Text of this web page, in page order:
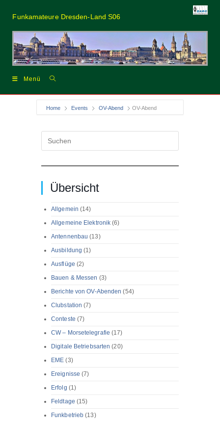
Inhalt
springen
Funkamateure Dresden-Land S06
Menü
Home Events OV-Abend OV-Abend
Übersicht
Allgemein (14)
Allgemeine Elektronik (6)
Antennenbau (13)
Ausbildung (1)
Ausflüge (2)
Bauen & Messen (3)
Berichte von OV-Abenden (54)
Clubstation (7)
Conteste (7)
CW – Morsetelegrafie (17)
Digitale Betriebsarten (20)
EME (3)
Ereignisse (7)
Erfolg (1)
Feldtage (15)
Funkbetrieb (13)